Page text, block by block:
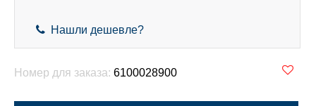
Нашли дешевле?
Номер для заказа: 6100028900